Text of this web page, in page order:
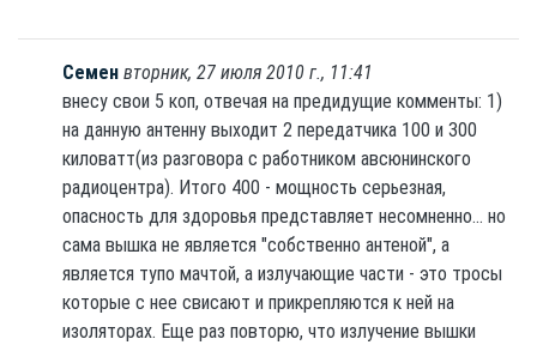
Семен вторник, 27 июля 2010 г., 11:41
внесу свои 5 коп, отвечая на предидущие комменты: 1)
на данную антенну выходит 2 передатчика 100 и 300
киловатт(из разговора с работником авсюнинского
радиоцентра). Итого 400 - мощность серьезная,
опасность для здоровья представляет несомненно... но
сама вышка не является "собственно антеной", а
является тупо мачтой, а излучающие части - это тросы
которые с нее свисают и прикрепляются к ней на
изоляторах. Еще раз повторю, что излучение вышки